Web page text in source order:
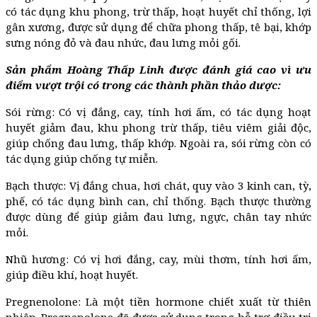
có tác dụng khu phong, trừ thấp, hoạt huyết chỉ thống, lợi
gân xương, được sử dụng để chữa phong thấp, tê bại, khớp
sưng nóng đỏ và đau nhức, đau lưng mỏi gối.
Sản phẩm Hoàng Thấp Linh được đánh giá cao vì ưu
điểm vượt trội có trong các thành phần thảo dược:
Sói rừng: Có vị đắng, cay, tính hơi ấm, có tác dụng hoạt
huyết giảm đau, khu phong trừ thấp, tiêu viêm giải độc,
giúp chống đau lưng, thấp khớp. Ngoài ra, sói rừng còn có
tác dụng giúp chống tự miễn.
Bạch thược: Vị đắng chua, hơi chát, quy vào 3 kinh can, tỳ,
phế, có tác dụng bình can, chỉ thống. Bạch thược thường
được dùng để giúp giảm đau lưng, ngực, chân tay nhức
mỏi.
Nhũ hương: Có vị hơi đắng, cay, mùi thơm, tính hơi ấm,
giúp điều khí, hoạt huyết.
Pregnenolone: Là một tiền hormone chiết xuất từ thiên